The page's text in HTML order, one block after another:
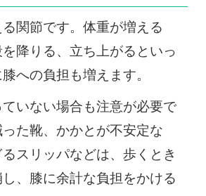
関節です。体重が増える
降りる、立ち上がるといっ
への負担も増えます。
いない場合も注意が必要で
た靴、かかとが不安定な
スリッパなどは、歩くとき
、膝に余計な負担をかける